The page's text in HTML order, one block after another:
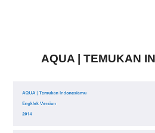
AQUA | TEMUKAN